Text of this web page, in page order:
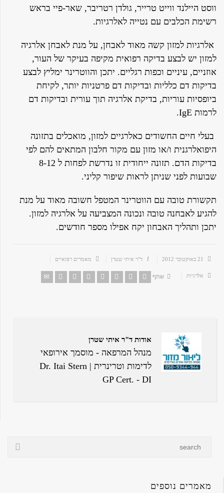
ווסט היילנד ווייט טרייר, גולדן רטריבר, שאר-פיי בראש
רשימת הכלבים עם נטייה לאלרגיות.
אלרגיות למזון קשה מאוד לאבחן, על מנת לאבחן אלרגיה
למזון יש לבצע בדיקה רפואית מקיפה בעיקר של העור,
אוזניים, עיניים וכפות רגליים. יתכן והווטרינר ימליץ לבצע
בדיקות דם כלליות ובדיקות דם פרטניות יותר, לקיחת
ביופסיות עוריות, בדיקת אלרגיה תוך עורית ובדיקות דם
לרמות IgE.
בעלי חיים החשודים כאלרגיים למזון, מואכלים בתזונה
היפואלרגנית ו/או מזון עם מקור חלבון המתאים להם לפי
בדיקות הדם. תזונה ייחודית זו נדרשת לפחות ל 8-12
שבועות לפני שניתן לראות שיפור קליני.
תקשורת טובה עם הווטרינר המטפל חשובה מאוד על מנת
להגיע לאבחנה טובה ונכונה המצביעה על אלרגיה למזון.
יתכן ותהליך האבחון יקח אפילו מספר חודשים.
21 באוקטובר 2012 ד"ר איתי שטרן מאמרים רפואיים
אלרגיות שתף
אודות ד"ר איתי שטרן
מנהל המרפאה - מוסמך אירופאי
לדימות וטרינרית | Dr. Itai Stern
GP Cert. - DI
מאמרים נוספים